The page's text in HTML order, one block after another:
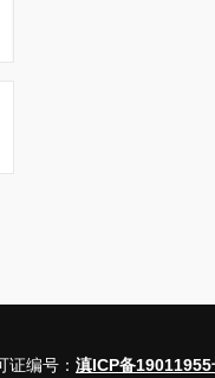
证编号： 滇ICP备